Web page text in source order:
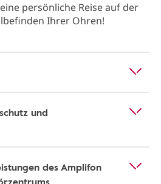
persönliche Reise auf der
Ihrer Ohren!
und
des Amplifon